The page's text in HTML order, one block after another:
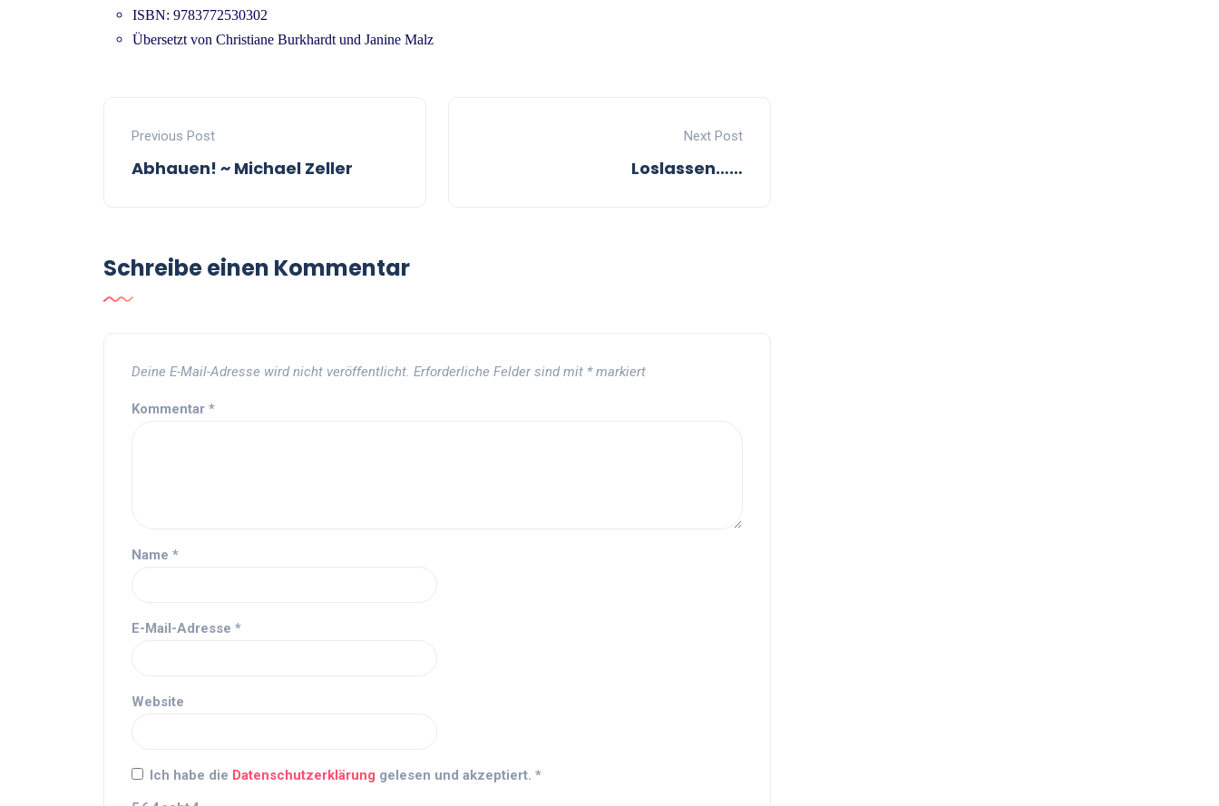
ISBN: 9783772530302
Übersetzt von Christiane Burkhardt und Janine Malz
Previous Post
Abhauen! ~ Michael Zeller
Next Post
Loslassen……
Schreibe einen Kommentar
Deine E-Mail-Adresse wird nicht veröffentlicht. Erforderliche Felder sind mit *markiert
Kommentar *
Name *
E-Mail-Adresse *
Website
Ich habe die Datenschutzerklärung gelesen und akzeptiert. *